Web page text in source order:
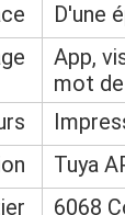
D'une
App,
mot
Tuya
6068